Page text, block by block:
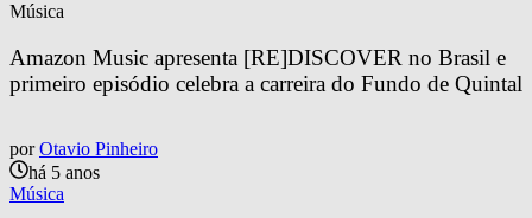
Música
Amazon Music apresenta [RE]DISCOVER no Brasil e
primeiro episódio celebra a carreira do Fundo de Quintal
por Otavio Pinheiro
há 5 anos
Música